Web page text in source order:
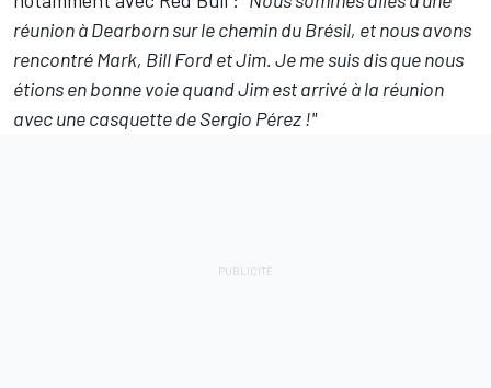
réunion à Dearborn sur le chemin du Brésil, et nous avons
rencontré Mark, Bill Ford et Jim. Je me suis dis que nous
étions en bonne voie quand Jim est arrivé à la réunion
avec une casquette de Sergio Pérez !"